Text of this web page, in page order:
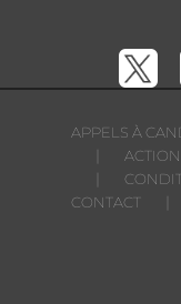
APPELS À
CONTACT